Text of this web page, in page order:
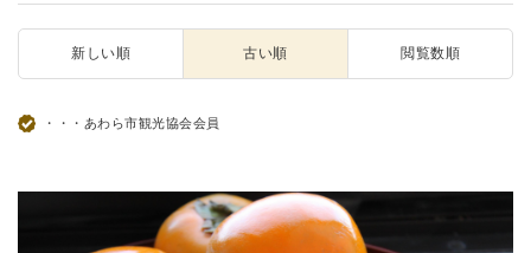
新しい順 古い順 閲覧数順
・・・あわら市観光協会会員